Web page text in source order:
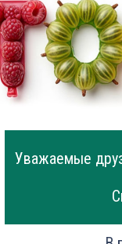
Уважаемые